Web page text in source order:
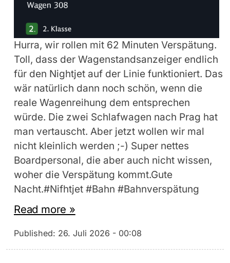
Hurra, wir rollen mit 62 Minuten Verspätung.
Toll, dass der Wagenstandsanzeiger endlich
für den Nightjet auf der Linie funktioniert. Das
wär natürlich dann noch schön, wenn die
reale Wagenreihung dem entsprechen
würde. Die zwei Schlafwagen nach Prag hat
man vertauscht. Aber jetzt wollen wir mal
nicht kleinlich werden ;-) Super nettes
Boardpersonal, die aber auch nicht wissen,
woher die Verspätung kommt.Gute
Nacht.#Nifhtjet #Bahn #Bahnverspätung
Read more »
Published: 26. Juli 2026 - 00:08